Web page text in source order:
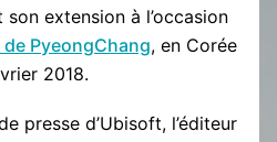
son extension à l’occasion
PyeongChang, en Corée
2018.
presse d’Ubisoft, l’éditeur